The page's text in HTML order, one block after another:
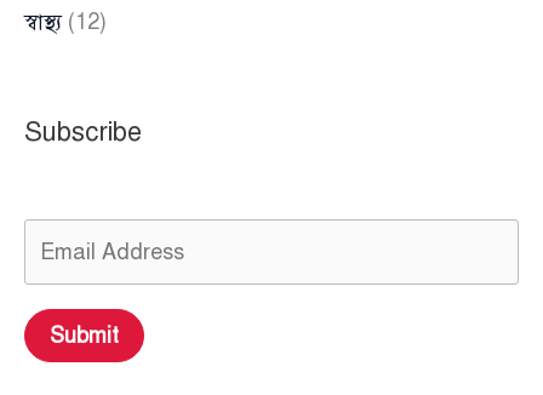
স্বাস্থ্য(12)
Subscribe
Submit